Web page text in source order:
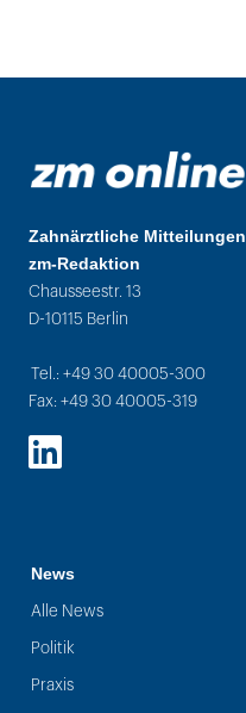
Zahnärztliche Mitteilungen
zm-Redaktion
Chausseestr. 13
D-10115 Berlin
Tel.: +49 30 40005-300
Fax: +49 30 40005-319
LinkedIn
News
Alle News
Politik
Praxis